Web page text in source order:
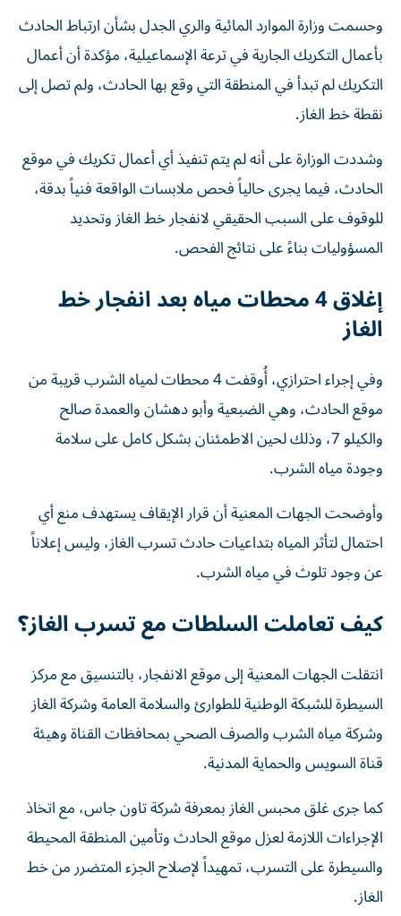
وحسمت وزارة الموارد المائية والري الجدل بشأن ارتباط الحادث
بأعمال التكريك الجارية في ترعة الإسماعيلية، مؤكدة أن أعمال
التكريك لم تبدأ في المنطقة التي وقع بها الحادث، ولم تصل إلى
نقطة خط الغاز.
وشددت الوزارة على أنه لم يتم تنفيذ أي أعمال تكريك في موقع
الحادث، فيما يجرى حالياً فحص ملابسات الواقعة فنياً بدقة،
للوقوف على السبب الحقيقي لانفجار خط الغاز وتحديد
المسؤوليات بناءً على نتائج الفحص.
إغلاق 4 محطات مياه بعد انفجار خط
الغاز
وفي إجراء احترازي، أُوقفت 4 محطات لمياه الشرب قريبة من
موقع الحادث، وهي الضبعية وأبو دهشان والعمدة صالح
والكيلو 7، وذلك لحين الاطمئنان بشكل كامل على سلامة
وجودة مياه الشرب.
وأوضحت الجهات المعنية أن قرار الإيقاف يستهدف منع أي
احتمال لتأثر المياه بتداعيات حادث تسرب الغاز، وليس إعلاناً
عن وجود تلوث في مياه الشرب.
كيف تعاملت السلطات مع تسرب الغاز؟
انتقلت الجهات المعنية إلى موقع الانفجار، بالتنسيق مع مركز
السيطرة للشبكة الوطنية للطوارئ والسلامة العامة وشركة الغاز
وشركة مياه الشرب والصرف الصحي بمحافظات القناة وهيئة
قناة السويس والحماية المدنية.
كما جرى غلق محبس الغاز بمعرفة شركة تاون جاس، مع اتخاذ
الإجراءات اللازمة لعزل موقع الحادث وتأمين المنطقة المحيطة
والسيطرة على التسرب، تمهيداً لإصلاح الجزء المتضرر من خط
الغاز.